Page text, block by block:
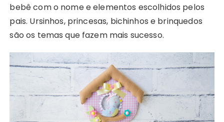
bebê com o nome e elementos escolhidos pelos
pais. Ursinhos, princesas, bichinhos e brinquedos
são os temas que fazem mais sucesso.